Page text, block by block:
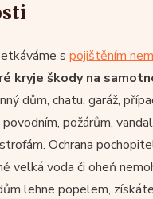
s pojištěním
kryje škody na
dům, chatu, garáž,
požárům,
Ochrana
velká voda či oheň
lehne popelem,